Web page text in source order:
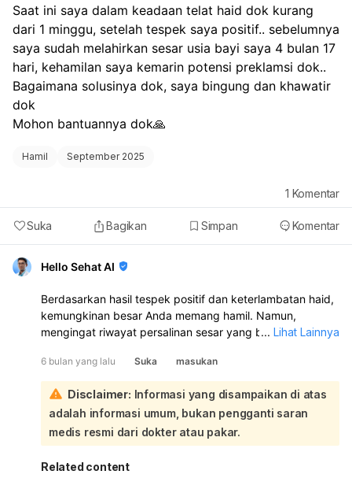
jaringan kehamilan sudah dikeluarkan dari rahim. USG
adalah pemeriksaan yang sangat efektif untuk memantau
kondisi janin dan mendeteksi komplikasi seperti risiko
keguguran, terutama pada trimester pertama. Sangat
penting untuk berkonsultasi kembali dengan dokter yang
melakukan USG kedua untuk mendapatkan penjelasan
ada sisa jaringan kehamilan yang tertinggal, serta untuk
untuk hamil lagi.
Saat ini saya dalam keadaan telat haid dok kurang
dari 1 minggu, setelah tespek saya positif.. sebelumnya
saya sudah melahirkan sesar usia bayi saya 4 bulan 17
hari, kehamilan saya kemarin potensi preklamsi dok..
Bagaimana solusinya dok, saya bingung dan khawatir
dok
Mohon bantuannya dok🙏
Hamil September 2025
Suka Bagikan Simpan Komentar
1 Komentar
Hello Sehat AI
Berdasarkan hasil tespek positif dan keterlambatan haid,
kemungkinan besar Anda memang hamil. Namun,
mengingat riwayat persalinan sesar yang belum lama
preeklampsia pada kehamilan sebelumnya, sangat
penting bagi Anda untuk segera memeriksakan diri ke
dokter spesialis kandungan (Obgyn):
Interval kehamilan yang terlalu dekat setelah operasi
sesar memiliki risiko tertentu, dan riwayat preeklampsia
juga memerlukan pemantauan ketat sejak awal
kehamilan. Dokter akan melakukan pemeriksaan
... Lihat Lainnya
6 bulan yang lalu Suka masukan
Disclaimer: Informasi yang disampaikan di atas
adalah informasi umum, bukan pengganti saran
medis resmi dari dokter atau pakar.
Related content